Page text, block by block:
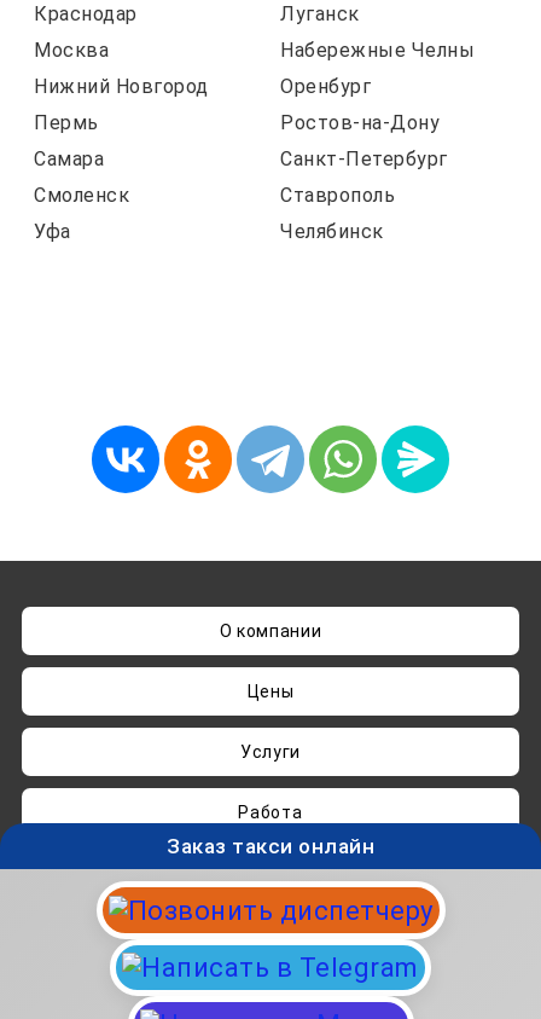
Краснодар
Луганск
Москва
Набережные Челны
Нижний Новгород
Оренбург
Пермь
Ростов-на-Дону
Самара
Санкт-Петербург
Смоленск
Ставрополь
Уфа
Челябинск
О компании
Цены
Услуги
Работа
Нашли ошибку? Пишите наadmin@taksisvo.ru
Такси для СВОих - taksisvo.ru © 05.2025-2026.
Вся информация на данном сайте носит
исключительно ознакомительный характер и не
является публичной офертой.
Заказ такси онлайн